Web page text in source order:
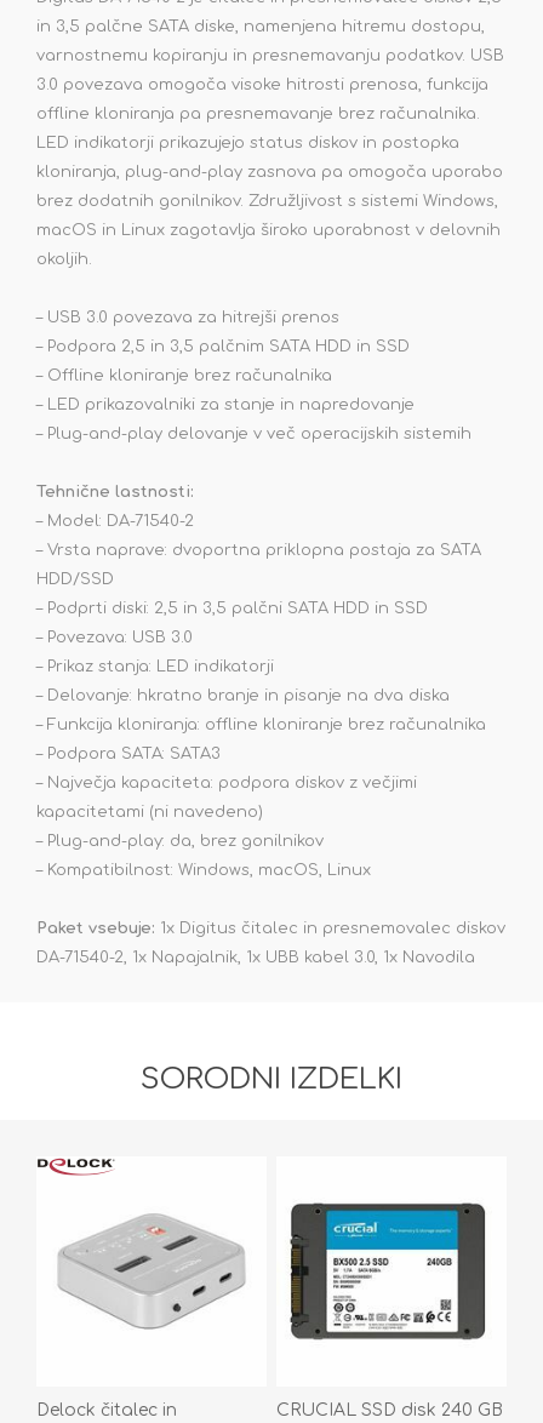
in 3,5 palčne SATA diske, namenjena hitremu dostopu,
varnostnemu kopiranju in presnemavanju podatkov. USB
3.0 povezava omogoča visoke hitrosti prenosa, funkcija
offline kloniranja pa presnemavanje brez računalnika.
LED indikatorji prikazujejo status diskov in postopka
kloniranja, plug-and-play zasnova pa omogoča uporabo
brez dodatnih gonilnikov. Združljivost s sistemi Windows,
macOS in Linux zagotavlja široko uporabnost v delovnih
okoljih.
– USB 3.0 povezava za hitrejši prenos
– Podpora 2,5 in 3,5 palčnim SATA HDD in SSD
– Offline kloniranje brez računalnika
– LED prikazovalniki za stanje in napredovanje
– Plug-and-play delovanje v več operacijskih sistemih
Tehnične lastnosti:
– Model: DA-71540-2
– Vrsta naprave: dvoportna priklopna postaja za SATA
HDD/SSD
– Podprti diski: 2,5 in 3,5 palčni SATA HDD in SSD
– Povezava: USB 3.0
– Prikaz stanja: LED indikatorji
– Delovanje: hkratno branje in pisanje na dva diska
– Funkcija kloniranja: offline kloniranje brez računalnika
– Podpora SATA: SATA3
– Največja kapaciteta: podpora diskov z večjimi
kapacitetami (ni navedeno)
– Plug-and-play: da, brez gonilnikov
– Kompatibilnost: Windows, macOS, Linux
Paket vsebuje: 1x Digitus čitalec in presnemovalec diskov
DA-71540-2, 1x Napajalnik, 1x UBB kabel 3.0, 1x Navodila
SORODNI IZDELKI
Delock čitalec in CRUCIAL SSD disk 240 GB